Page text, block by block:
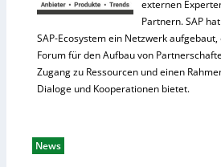
externen
Partnern. SAP
SAP-Ecosystem ein Netzwerk aufgebaut,
Forum für den Aufbau von
Zugang zu Ressourcen und einen
Dialoge und Kooperationen bietet.
News